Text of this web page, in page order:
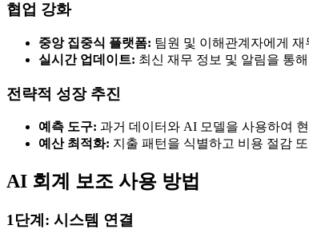
협업 강화
중앙 집중식 플랫폼: 팀원 및 이해관계자에게
실시간 업데이트: 최신 재무 정보 및 알림을 통
전략적 성장 추진
예측 도구: 과거 데이터와 AI 모델을 사용하여
예산 최적화: 지출 패턴을 식별하고 비용 절감
AI 회계 보조 사용 방법
1단계: 시스템 연결